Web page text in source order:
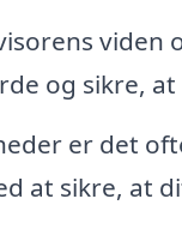
og sikre,
er det
at sikre, at